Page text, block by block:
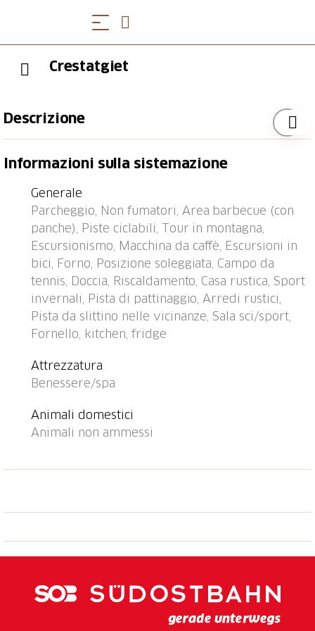
Crestatgiet
Descrizione
s.l.m., accogliente, rustica su 3 piani, costruita nel
tranquilla, soleggiata, zona a traffico limitato, a 1 km
dall'area sciistica. Accesso fino alla casa. Parcheggio
pubblico 200 m extra. Negozio 1.5 km, negozio
alimentare 1.5 km, ristorante 30 m, fermata bus 30
m, stazione ferroviaria "Rueras" 700 m, piscina 3 km,
piscina coperta 1.5 km. Campo da golf (9 buche) 4
km, tennis 1.5 km, sciovia 1 km, seggiovia 1 km,
impianti di risalita 1 km, piste da sci 1 km, noleggio
sci 1 km, scuola di sci 1 km, pista per slitte 1 km,
pista di fondo 100 m, parco giochi 500 m. Rinomate
località sciistiche: Ski Arena Andermatt-Sedrun 1 km.
Informazioni sulla sistemazione
Generale
Parcheggio, Non fumatori, Area barbecue (con
panche), Piste ciclabili, Tour in montagna,
Escursionismo, Macchina da caffè, Escursioni in
bici, Forno, Posizione soleggiata, Campo da
tennis, Doccia, Riscaldamento, Casa rustica, Sport
invernali, Pista di pattinaggio, Arredi rustici,
Pista da slittino nelle vicinanze, Sala sci/sport,
Fornello, kitchen, fridge
Attrezzatura
Benessere/spa
Animali domestici
Animali non ammessi